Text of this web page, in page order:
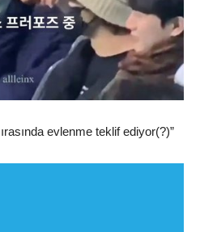
evlenme teklif ediyor(?)”